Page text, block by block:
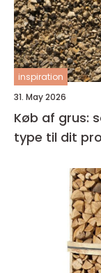
inspiration
31. May 2026
Køb af grus:
type til dit